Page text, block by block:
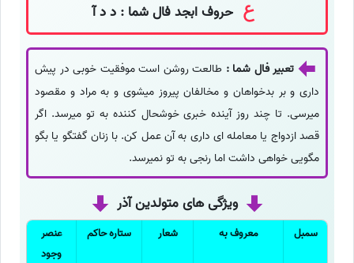
حروف ابجد فال شما : د د آ
تعبیر فال شما : طالعت روشن است موفقیت خوبی در پیش
داری و بر بدخواهان و مخالفان پیروز میشوی و به مراد و مقصود
میرسی. تا چند روز آینده خبری خوشحال کننده به تو میرسد. اگر
قصد ازدواج یا معامله ای داری به آن عمل کن. با زنان گفتگو یا بگو
مگویی خواهی داشت اما رنجی به تو نمیرسد.
ویژگی های متولدین آذر
سمبل معروف به شعار ستاره حاکم
عنصر
وجود